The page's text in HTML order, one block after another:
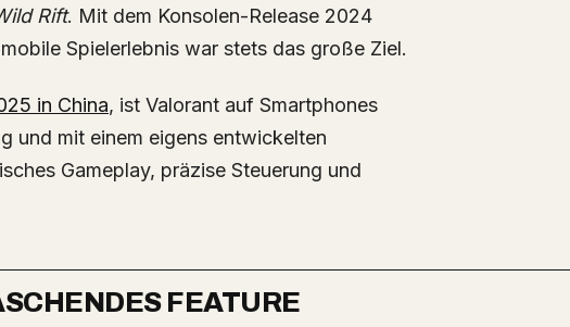
Rift. Mit dem Konsolen-Release 2024
Spielerlebnis war stets das große Ziel.
in China, ist Valorant auf Smartphones
und mit einem eigens entwickelten
Gameplay, präzise Steuerung und
FEATURE